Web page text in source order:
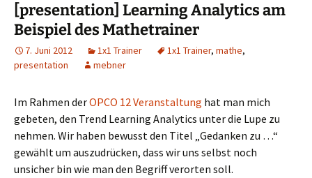
[presentation] Learning Analytics am
Beispiel des Mathetrainer
7. Juni 2012 1x1 Trainer 1x1 Trainer, mathe,
presentation
mebner
Im Rahmen derOPCO 12 Veranstaltung hat man mich
gebeten, den Trend Learning Analytics unter die Lupe zu
nehmen. Wir haben bewusst den Titel „Gedanken zu …“
gewählt um auszudrücken, dass wir uns selbst noch
unsicher bin wie man den Begriff verorten soll.